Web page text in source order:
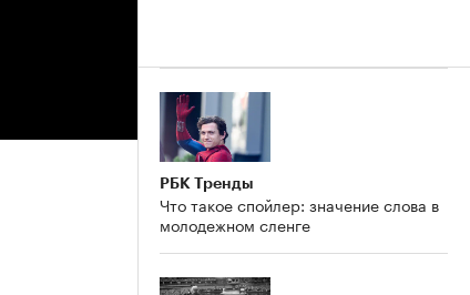
РБК Тренды
Что такое спойлер: значение слова в
молодежном сленге